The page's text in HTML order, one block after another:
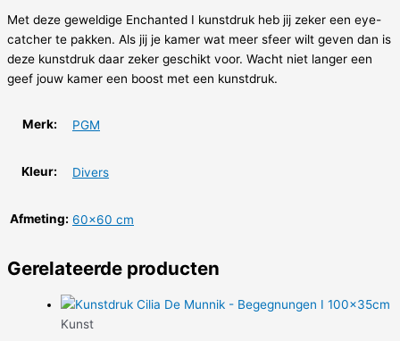
Met deze geweldige Enchanted I kunstdruk heb jij zeker een eye-
catcher te pakken. Als jij je kamer wat meer sfeer wilt geven dan is
deze kunstdruk daar zeker geschikt voor. Wacht niet langer een
geef jouw kamer een boost met een kunstdruk.
Merk: PGM
Kleur: Divers
Afmeting: 60×60 cm
Gerelateerde producten
Kunst